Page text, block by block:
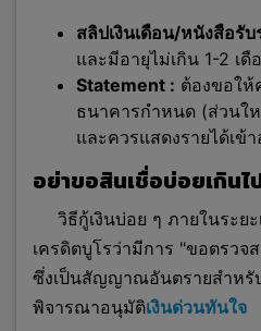
สลิปเงินเดือน/หนังสือรับ
และมีอายุไม่เกิน 1-2 เดื
Statement : ต้องขอให้
ธนาคารกำหนด (ส่วนใ
และควรแสดงรายได้เข้
อย่าขอสินเชื่อบ่อยเกินไ
วิธีกู้เงินบ่อย ๆ ภายในระยะ
เครดิตบูโรว่ามีการ "ขอตรวจ
ซึ่งเป็นสัญญาณอันตรายสำหรั
พิจารณาอนุมัติเงินด่วนทันใจ